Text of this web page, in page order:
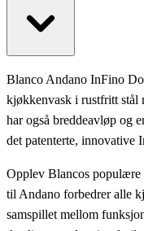
Blanco Andano InFino
kjøkkenvask i rustfritt stål
har også breddeavløp og
det patenterte, innovative
Opplev Blancos populære
til Andano forbedrer alle
samspillet mellom